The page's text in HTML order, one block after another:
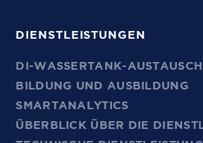
DIENSTLEISTUNGEN
DI-WASSERTANK-
BILDUNG UND AUSBILDUNG
SMARTANALYTICS
ÜBERBLICK ÜBER DIE